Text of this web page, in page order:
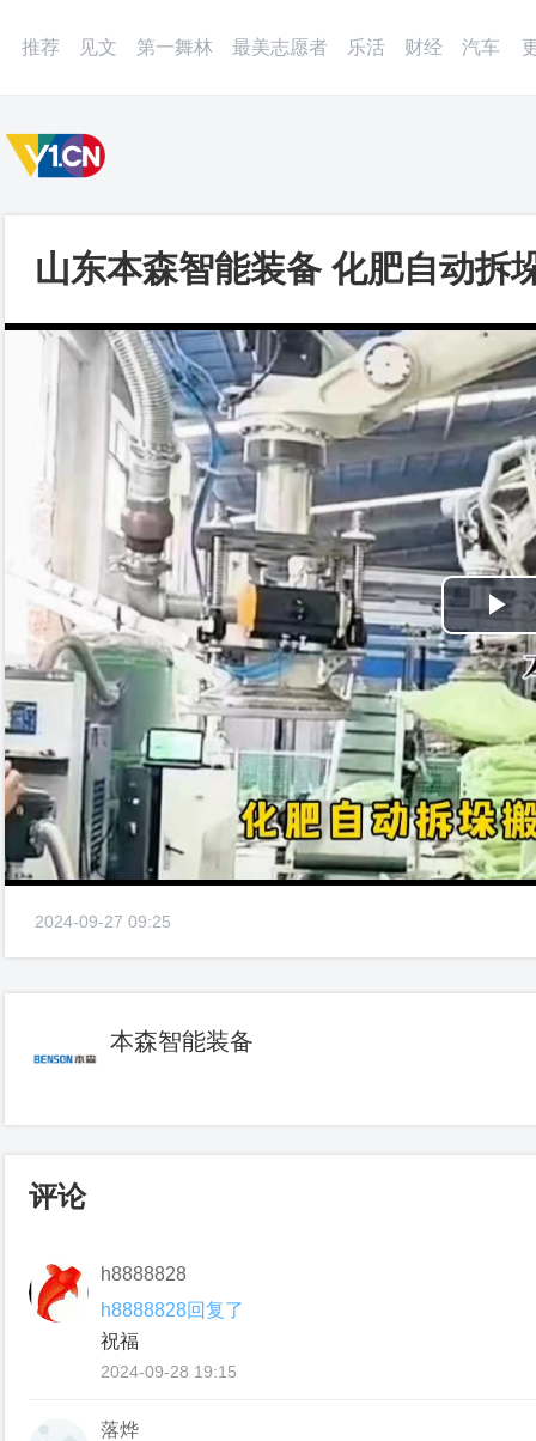
推荐 见文 第一舞林 最美志愿者 乐活 财经 汽车
山东本森智能装备 化肥自动拆
2024-09-27 09:25
本森智能装备
评论
h8888828
h8888828回复了
祝福
2024-09-28 19:15
落烨